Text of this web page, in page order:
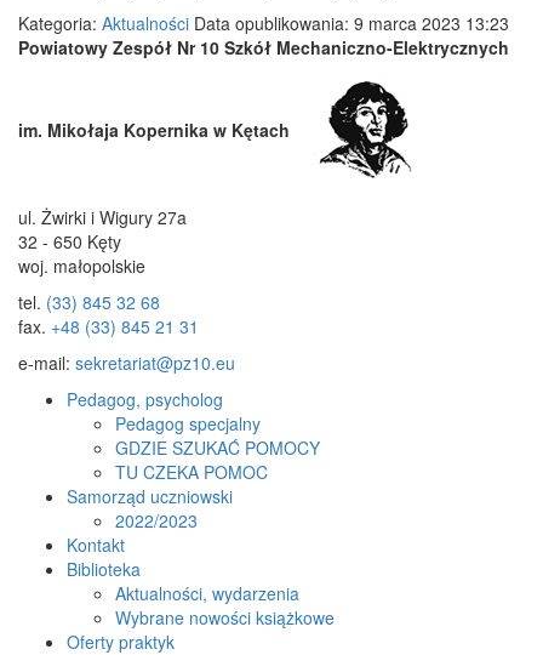
Kategoria: Aktualności Data opublikowania: 9 marca 2023 13:23
Powiatowy Zespół Nr 10 Szkół Mechaniczno-Elektrycznych
im. Mikołaja Kopernika w Kętach
ul. Żwirki i Wigury 27a
32 - 650 Kęty
woj. małopolskie
tel. (33) 845 32 68
fax. +48 (33) 845 21 31
e-mail: sekretariat@pz10.eu
Pedagog, psycholog
Pedagog specjalny
GDZIE SZUKAĆ POMOCY
TU CZEKA POMOC
Samorząd uczniowski
2022/2023
Kontakt
Biblioteka
Aktualności, wydarzenia
Wybrane nowości książkowe
Oferty praktyk